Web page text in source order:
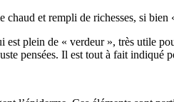
et rempli de richesses, si
plein de « verdeur », très utile
pensées. Il est tout à fait indiqué